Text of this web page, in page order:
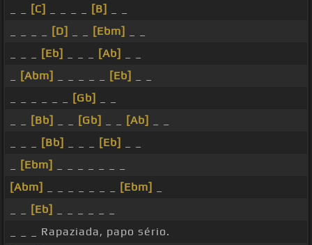
[C] [B]
[D] [Ebm]
[Eb] [Ab]
[Abm] [Eb]
[Gb]
[Bb] [Gb] [Ab]
[Bb] [Eb]
[Ebm]
[Abm]
[Ebm]
[Eb]
_ _ _ Rapaziada, papo sério.